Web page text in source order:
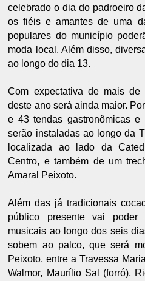
celebrado o dia do padroeiro
os fiéis e amantes de uma
populares do município
moda local. Além disso,
ao longo do dia 13.
Com expectativa de mais
deste ano será ainda maior.
e 43 tendas gastronômicas
serão instaladas ao longo da
localizada ao lado da
Centro, e também de um
Amaral Peixoto.
Além das já tradicionais
público presente vai poder
musicais ao longo dos seis
sobem ao palco, que será
Peixoto, entre a Travessa
Walmor, Maurílio Sal (forró),